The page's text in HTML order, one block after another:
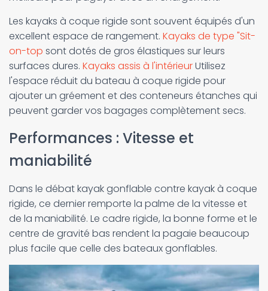
Les kayaks à coque rigide sont souvent équipés d'un
excellent espace de rangement. Kayaks de type "Sit-
on-top sont dotés de gros élastiques sur leurs
surfaces dures. Kayaks assis à l'intérieurUtilisez
l'espace réduit du bateau à coque rigide pour
ajouter un gréement et des conteneurs étanches qui
peuvent garder vos bagages complètement secs.
Performances : Vitesse et
maniabilité
Dans le débat kayak gonflable contre kayak à coque
rigide, ce dernier remporte la palme de la vitesse et
de la maniabilité. Le cadre rigide, la bonne forme et le
centre de gravité bas rendent la pagaie beaucoup
plus facile que celle des bateaux gonflables.